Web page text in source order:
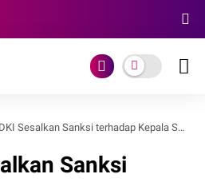
Sanksi terhadap Kepala Sekolah SMAN 1 Cimarga, Minta Pemprov Banten Lebih Bijak Tangani Kasus Pendidikan
Sanksi